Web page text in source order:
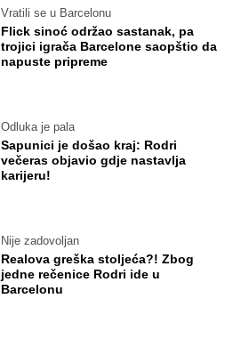
Vratili se u Barcelonu
Flick sinoć održao sastanak, pa
trojici igrača Barcelone saopštio da
napuste pripreme
Odluka je pala
Sapunici je došao kraj: Rodri
večeras objavio gdje nastavlja
karijeru!
Nije zadovoljan
Realova greška stoljeća?! Zbog
jedne rečenice Rodri ide u
Barcelonu